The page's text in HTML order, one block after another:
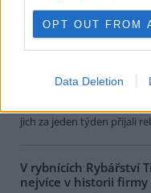
OPT OUT FROM
Data Deletion
dehydratovaná a vysílená
sdělila mluvčí stanice
jich za jeden týden přijali
V rybnících Rybářství
nejvíce v historii firmy